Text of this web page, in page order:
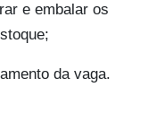
e embalar os
da vaga.